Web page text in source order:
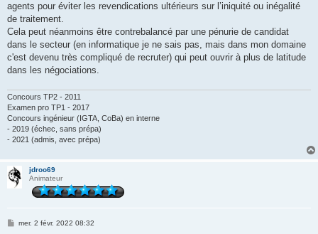
agents pour éviter les revendications ultérieurs sur l’iniquité ou inégalité
de traitement.
Cela peut néanmoins être contrebalancé par une pénurie de candidat
dans le secteur (en informatique je ne sais pas, mais dans mon domaine
c'est devenu très compliqué de recruter) qui peut ouvrir à plus de latitude
dans les négociations.
Concours TP2 - 2011
Examen pro TP1 - 2017
Concours ingénieur (IGTA, CoBa) en interne
- 2019 (échec, sans prépa)
- 2021 (admis, avec prépa)
jdroo69
Animateur
Mmer. 2 févr. 2022 08:32